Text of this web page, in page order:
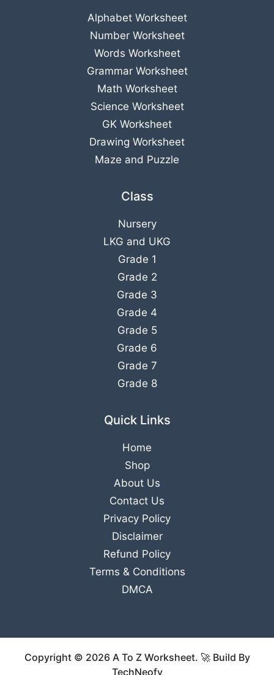
Alphabet Worksheet
Number Worksheet
Words Worksheet
Grammar Worksheet
Math Worksheet
Science Worksheet
GK Worksheet
Drawing Worksheet
Maze and Puzzle
Class
Nursery
LKG and UKG
Grade 1
Grade 2
Grade 3
Grade 4
Grade 5
Grade 6
Grade 7
Grade 8
Quick Links
Home
Shop
About Us
Contact Us
Privacy Policy
Disclaimer
Refund Policy
Terms & Conditions
DMCA
Copyright © 2026 A To Z Worksheet. 🚀 Build By
TechNeofy